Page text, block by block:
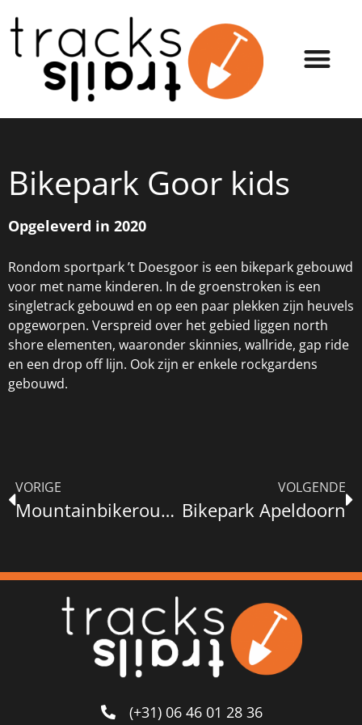
Bikepark Goor kids
Opgeleverd in 2020
Rondom sportpark ’t Doesgoor is een bikepark gebouwd
voor met name kinderen. In de groenstroken is een
singletrack gebouwd en op een paar plekken zijn heuvels
opgeworpen. Verspreid over het gebied liggen north
shore elementen, waaronder skinnies, wallride, gap ride
en een drop off lijn. Ook zijn er enkele rockgardens
gebouwd.
VORIGE
Mountainbikeroute Valkenburg
VOLGENDE
Bikepark Apeldoorn
(+31) 06 46 01 28 36